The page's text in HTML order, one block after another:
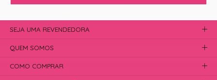
SEJA UMA REVENDEDORA
QUEM SOMOS
COMO COMPRAR